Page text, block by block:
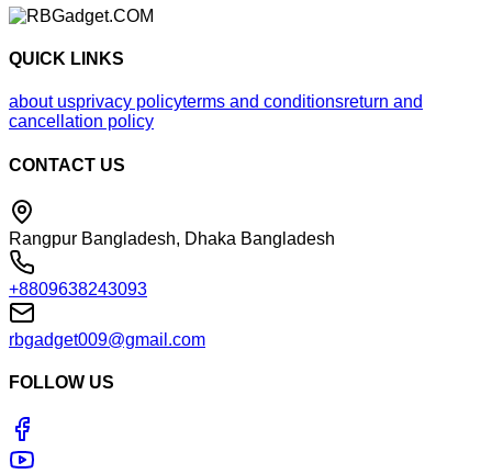
QUICK LINKS
about usprivacy policyterms and conditionsreturn and
cancellation policy
CONTACT US
Rangpur Bangladesh, Dhaka Bangladesh
+8809638243093
rbgadget009@gmail.com
FOLLOW US